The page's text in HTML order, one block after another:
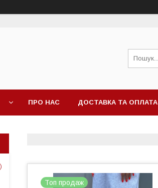
ПРО НАС ДОСТАВКА ТА ОПЛАТА
Топ продаж